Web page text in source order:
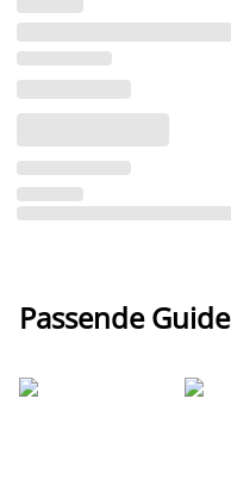
Passende